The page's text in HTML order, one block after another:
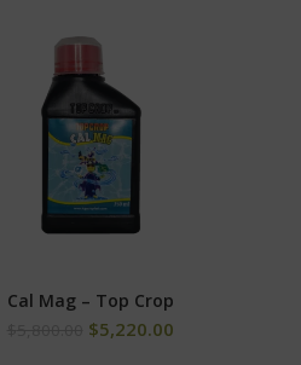
OPCIONES
Cal Mag – Top Crop
$5,220.00